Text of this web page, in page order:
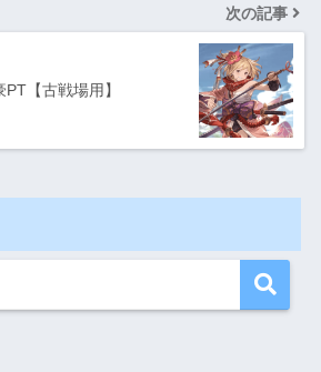
次の記事
【古戦場用】